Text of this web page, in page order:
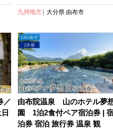
め 大分県 由布市 JTBG012
九州地方 大分県 由布市
／
由布院温泉 山のホテル夢
園 1泊2食付ペア宿泊券 |
泊券 宿泊 旅行券 温泉 観